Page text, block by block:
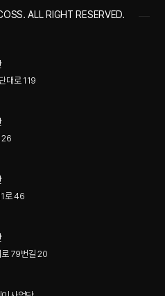
ALL RIGHT RESERVED.
대로 119
26
로 46
79번길 20